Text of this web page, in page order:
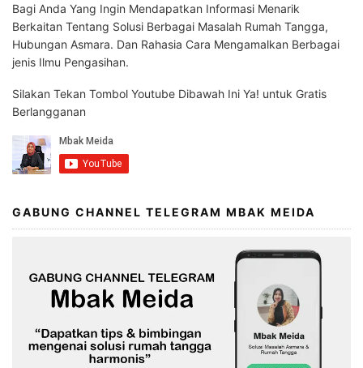
Bagi Anda Yang Ingin Mendapatkan Informasi Menarik
Berkaitan Tentang Solusi Berbagai Masalah Rumah Tangga,
Hubungan Asmara. Dan Rahasia Cara Mengamalkan Berbagai
jenis Ilmu Pengasihan.
Silakan Tekan Tombol Youtube Dibawah Ini Ya! untuk Gratis
Berlangganan
GABUNG CHANNEL TELEGRAM MBAK MEIDA